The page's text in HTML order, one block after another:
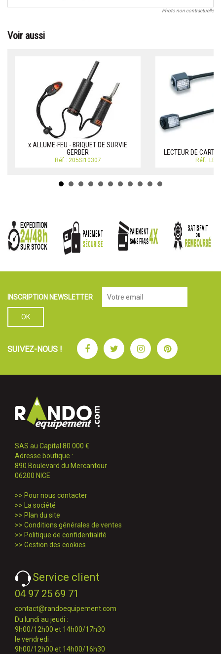
Photo non contractuelle
Voir aussi
x ALLUME-FEU - BRIQUET DE SURVIE
GERBER
Réf.: 205SI10307
LECTEUR DE
Réf.:
INSCRIPTION NEWSLETTER
SUIVEZ-NOUS ! FacebookTwitterInstagramPinterest
SAS au Capital 80 000 €
Adresse boutique :
890 Boulevard du Mercantour
06200 NICE
>> Pour nous contacter
>> La société
>> Plan du site
>> Conditions générales de ventes
>> Politique de confidentialité
>> Gestion des cookies
Service client
04 97 25 69 71
contact@randoequipement.com
Du lundi au jeudi :
9h00/12h00 et 14h00/17h30
le vendredi :
9h00/12h00 et 14h00/16h30